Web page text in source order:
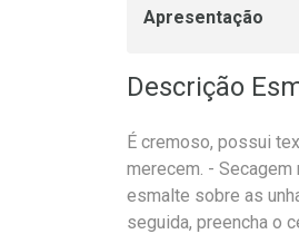
Apresentação
Descrição
É cremoso, possui
merecem. - Secagem
esmalte sobre as
seguida, preencha o